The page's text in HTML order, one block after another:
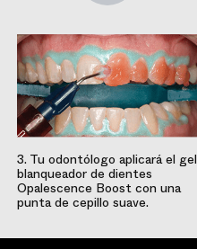
3. Tu odontólogo aplicará el gel
blanqueador de dientes
Opalescence Boost con una
punta de cepillo suave.